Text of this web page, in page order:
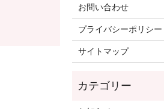
お問い合わせ
プライバシーポリシー
サイトマップ